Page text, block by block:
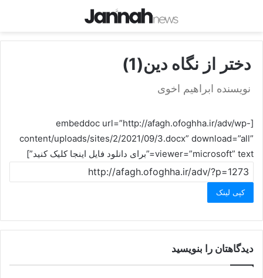
دختر از نگاه دین(1)
نویسنده ابراهیم اخوی
[embeddoc url=”http://afagh.ofoghha.ir/adv/wp-
content/uploads/sites/2/2021/09/3.docx” download=”all”
viewer=”microsoft” text=”برای دانلود فایل اینجا کلیک کنید”]
کپی لینک
دیدگاهتان را بنویسید